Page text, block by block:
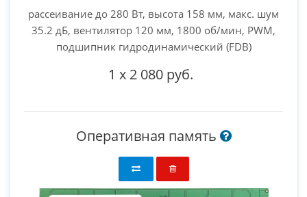
рассеивание до 280 Вт, высота 158 мм, макс. шум
35.2 дБ, вентилятор 120 мм, 1800 об/мин, PWM,
подшипник гидродинамический (FDB)
1 x 2 080 руб.
Оперативная память